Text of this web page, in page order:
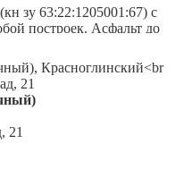
зу 63:22:1205001:67) с
построек. Асфальт до
один из которых
заезжать
со встроенной баней.
газифицирован, имеется
Вт, 3 фазное.
21